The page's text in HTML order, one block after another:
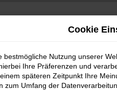
Cookie
bestmögliche Nutzung unserer
Ihre Präferenzen und
späteren Zeitpunkt Ihre
zum Umfang der